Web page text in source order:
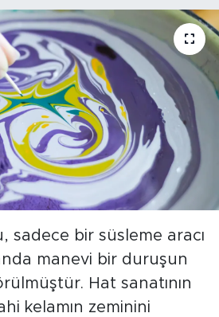
sadece bir süsleme aracı
manevi bir duruşun
Hat sanatının
kelamın zeminini